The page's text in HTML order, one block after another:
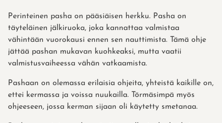
Perinteinen pasha on pääsiäisen herkku. Pasha on
täyteläinen jälkiruoka, joka kannattaa valmistaa
vähintään vuorokausi ennen sen nauttimista. Tämä ohje
jättää pashan mukavan kuohkeaksi, mutta vaatii
valmistusvaiheessa vähän vatkaamista.
Pashaan on olemassa erilaisia ohjeita, yhteistä kaikille on,
ettei kermassa ja voissa nuukailla. Törmäsimpä myös
ohjeeseen, jossa kerman sijaan oli käytetty smetanaa.